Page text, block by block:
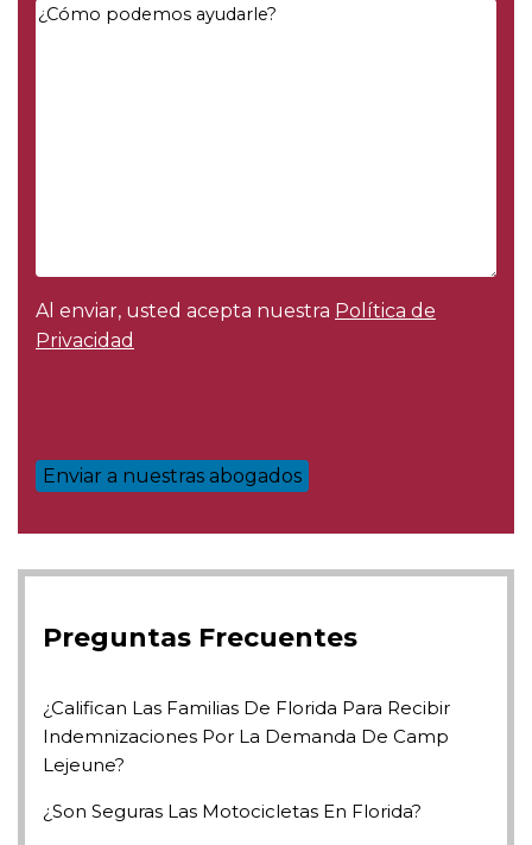
Your
Al enviar, usted acepta nuestra Política de
Privacidad
Preguntas Frecuentes
¿Califican Las Familias De Florida Para Recibir
Indemnizaciones Por La Demanda De Camp
Lejeune?
¿Son Seguras Las Motocicletas En Florida?